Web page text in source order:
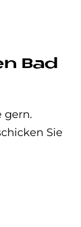
Bad
gern.
Sie